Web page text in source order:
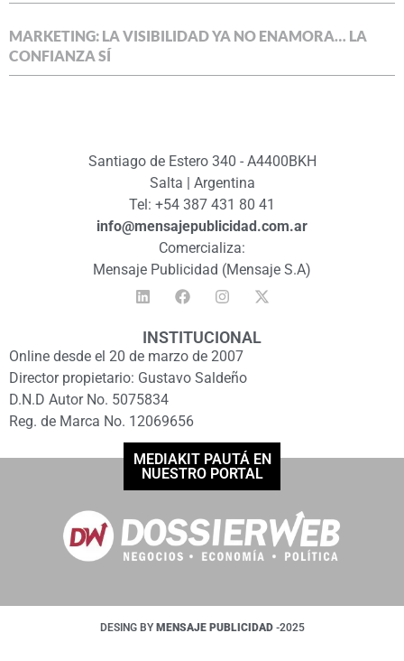
MARKETING: LA VISIBILIDAD YA NO ENAMORA… LA
CONFIANZA SÍ
Santiago de Estero 340 - A4400BKH
Salta | Argentina
Tel: +54 387 431 80 41
info@mensajepublicidad.com.ar
Comercializa:
Mensaje Publicidad (Mensaje S.A)
INSTITUCIONAL
Online desde el 20 de marzo de 2007
Director propietario: Gustavo Saldeño
D.N.D Autor No. 5075834
Reg. de Marca No. 12069656
MEDIAKIT PAUTÁ EN
NUESTRO PORTAL
DESING BY MENSAJE PUBLICIDAD -2025